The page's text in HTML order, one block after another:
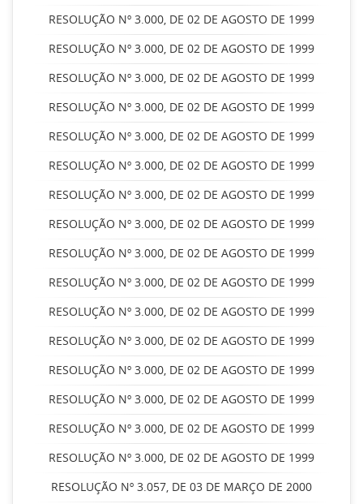
RESOLUÇÃO Nº 3.000, DE 02 DE AGOSTO DE 1999
RESOLUÇÃO Nº 3.000, DE 02 DE AGOSTO DE 1999
RESOLUÇÃO Nº 3.000, DE 02 DE AGOSTO DE 1999
RESOLUÇÃO Nº 3.000, DE 02 DE AGOSTO DE 1999
RESOLUÇÃO Nº 3.000, DE 02 DE AGOSTO DE 1999
RESOLUÇÃO Nº 3.000, DE 02 DE AGOSTO DE 1999
RESOLUÇÃO Nº 3.000, DE 02 DE AGOSTO DE 1999
RESOLUÇÃO Nº 3.000, DE 02 DE AGOSTO DE 1999
RESOLUÇÃO Nº 3.000, DE 02 DE AGOSTO DE 1999
RESOLUÇÃO Nº 3.000, DE 02 DE AGOSTO DE 1999
RESOLUÇÃO Nº 3.000, DE 02 DE AGOSTO DE 1999
RESOLUÇÃO Nº 3.000, DE 02 DE AGOSTO DE 1999
RESOLUÇÃO Nº 3.000, DE 02 DE AGOSTO DE 1999
RESOLUÇÃO Nº 3.000, DE 02 DE AGOSTO DE 1999
RESOLUÇÃO Nº 3.000, DE 02 DE AGOSTO DE 1999
RESOLUÇÃO Nº 3.000, DE 02 DE AGOSTO DE 1999
RESOLUÇÃO Nº 3.057, DE 03 DE MARÇO DE 2000